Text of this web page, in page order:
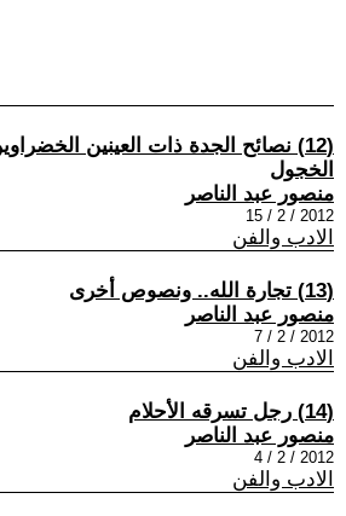
(12) نصائح الجدة ذات العينين
الخجول
منصور عبد الناصر
2012 / 2 / 15
الادب والفن
(13) تجارة الله.. ونصوص أخرى
منصور عبد الناصر
2012 / 2 / 7
الادب والفن
(14) رجل تسرقه الأحلام
منصور عبد الناصر
2012 / 2 / 4
الادب والفن